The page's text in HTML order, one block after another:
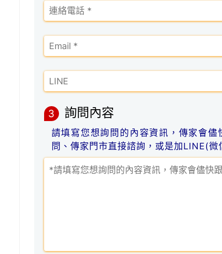
3 詢問內容
請填寫您想詢問的內容資訊，傳家會
問、傳家門市直接諮詢，或是加LINE(微